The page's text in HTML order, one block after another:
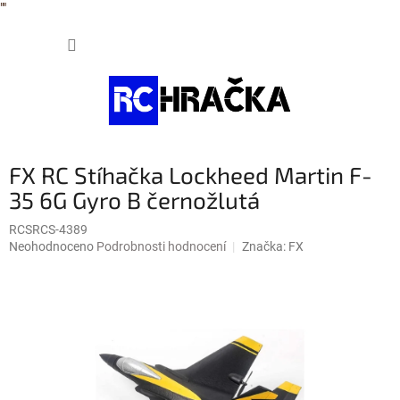
""
FX RC Stíhačka Lockheed Martin F-
35 6G Gyro B černožlutá
RCSRCS-4389
Průměrné
Neohodnoceno Podrobnosti hodnocení Značka: FX